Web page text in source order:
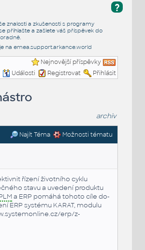
?
znalosti a zkušenosti s programy
přihlašte a zašlete váš příspěvek do
.
na emea.support.arkance.world
Nejnovější příspěvky
Události Registrovat Přihlásit
archiv
Najít Téma Možnosti tématu
řízení životního cyklu
stavu a uve­de­ní pro­duk­tu
a ERP pomáhá toho­to cíle do­
ERP systému KARAT, modulu
erp/z-